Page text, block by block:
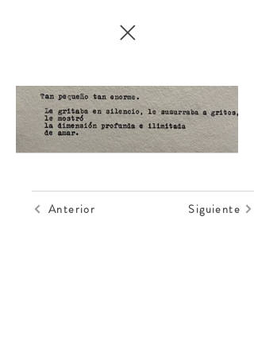
Anterior Siguiente